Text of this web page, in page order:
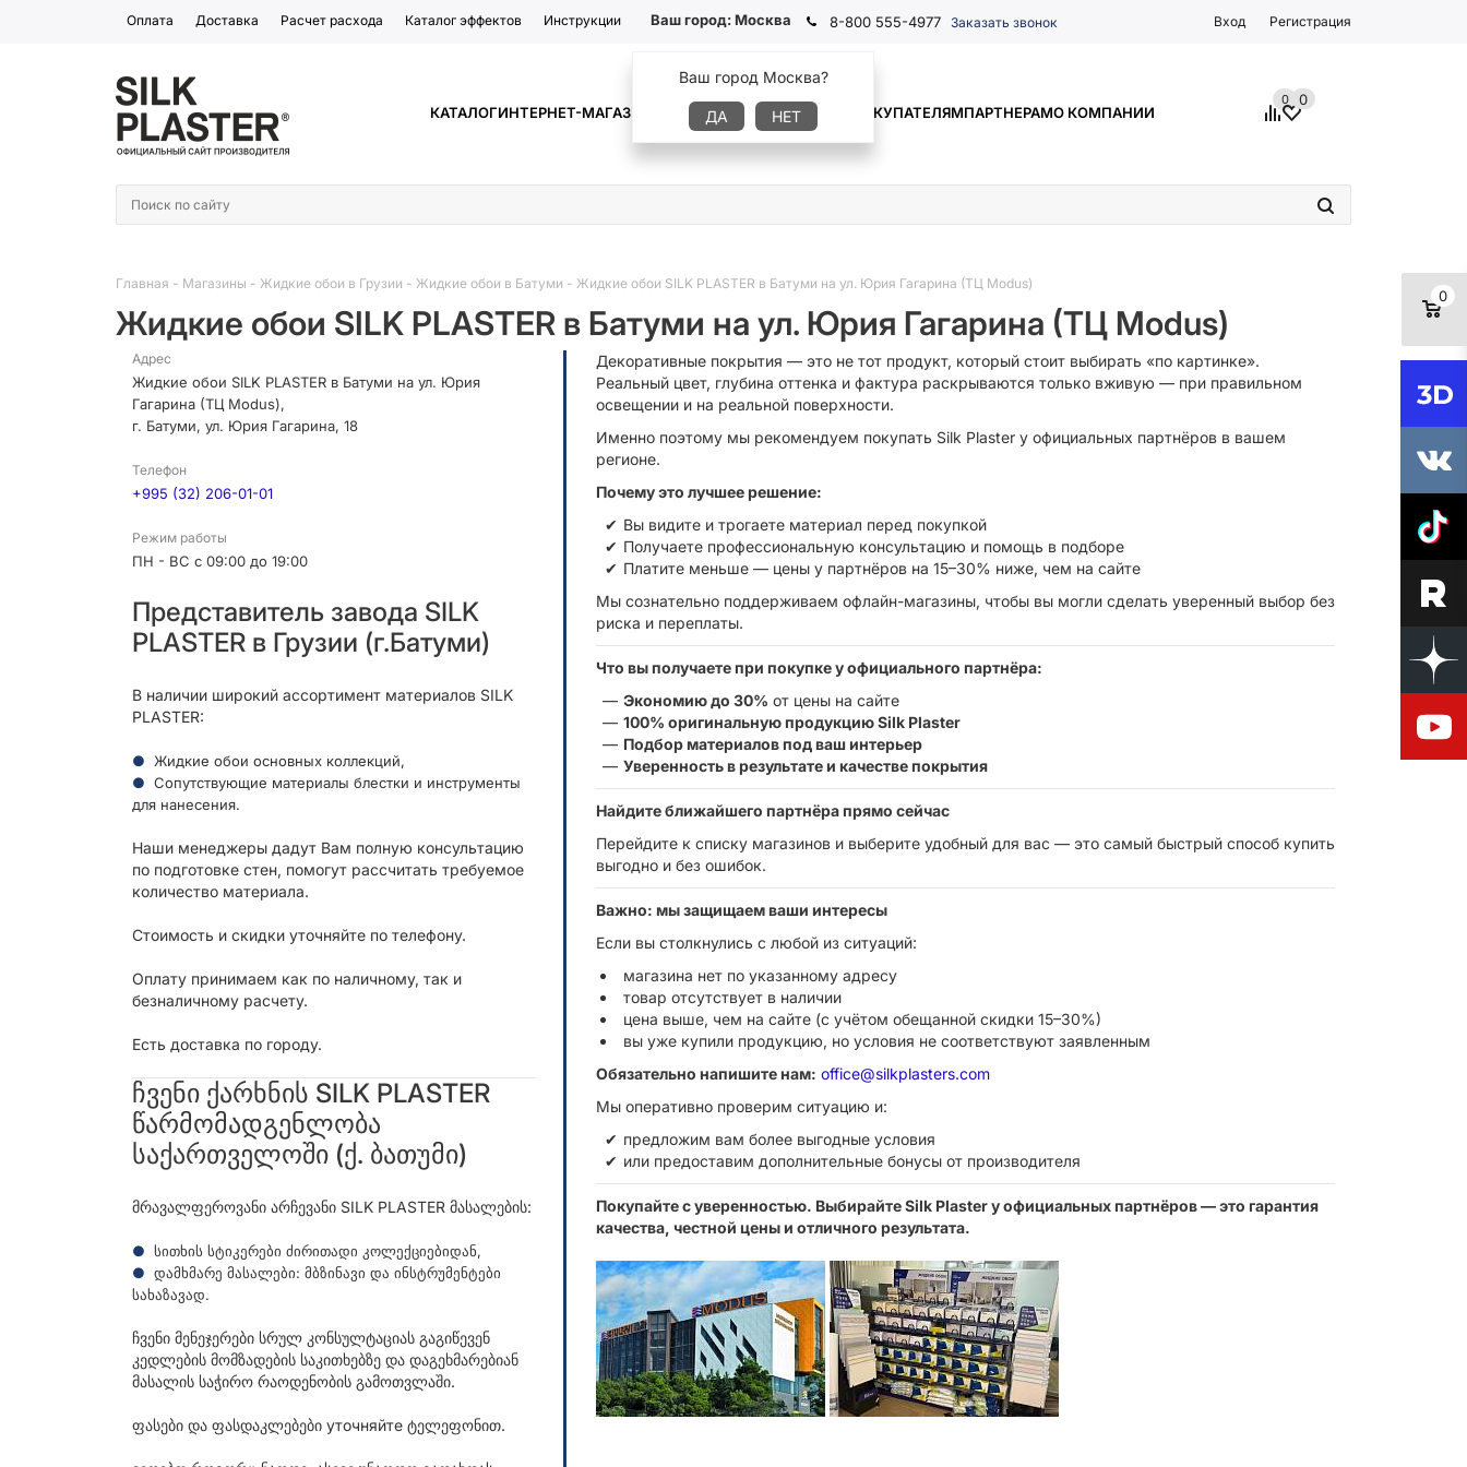
Оплата Доставка Расчет расхода Каталог эффектов Инструкции Ваш город:Москва
Ваш город Москва?
ДА НЕТ
8-800 555-4977 Заказать звонок Вход Регистрация
КАТАЛОГИНТЕРНЕТ-МАГАЗИН ГДЕ КУПИТЬ ИНФОРМАЦИЯ ПОКУПАТЕЛЯМПАРТНЕРАМО КОМПАНИИ
0 0
0
Главная - Магазины - Жидкие обои в Грузии - Жидкие обои в Батуми - Жидкие обои SILK PLASTER в Батуми на ул. Юрия Гагарина (ТЦ Modus)
Жидкие обои SILK PLASTER в Батуми на ул. Юрия Гагарина (ТЦ Modus)
Адрес
Жидкие обои SILK PLASTER в Батуми на ул. Юрия
Гагарина (ТЦ Modus),
г. Батуми, ул. Юрия Гагарина, 18
Телефон
+995 (32) 206-01-01
Режим работы
ПН - ВС с 09:00 до 19:00
Представитель завода SILK
PLASTER в Грузии (г.Батуми)
В наличии широкий ассортимент материалов SILK
PLASTER:
Жидкие обои основных коллекций,
Сопутствующие материалы блестки и инструменты
для нанесения.
Наши менеджеры дадут Вам полную консультацию
по подготовке стен, помогут рассчитать требуемое
количество материала.
Стоимость и скидки уточняйте по телефону.
Оплату принимаем как по наличному, так и
безналичному расчету.
Есть доставка по городу.
ჩვენი ქარხნის SILK PLASTER
წარმომადგენლობა
საქართველოში (ქ. ბათუმი)
მრავალფეროვანი არჩევანი SILK PLASTER მასალების:
სითხის სტიკერები ძირითადი კოლექციებიდან,
დამხმარე მასალები: მბზინავი და ინსტრუმენტები
სახაზავად.
ჩვენი მენეჯერები სრულ კონსულტაციას გაგიწევენ
კედლების მომზადების საკითხებზე და დაგეხმარებიან
მასალის საჭირო რაოდენობის გამოთვლაში.
ფასები და ფასდაკლებები уточняйте ტელეფონით.
Декоративные покрытия — это не тот продукт, который стоит выбирать «по картинке».
Реальный цвет, глубина оттенка и фактура раскрываются только вживую — при правильном
освещении и на реальной поверхности.
Именно поэтому мы рекомендуем покупать Silk Plaster у официальных партнёров в вашем
регионе.
Почему это лучшее решение:
Вы видите и трогаете материал перед покупкой
Получаете профессиональную консультацию и помощь в подборе
Платите меньше — цены у партнёров на 15–30% ниже, чем на сайте
Мы сознательно поддерживаем офлайн-магазины, чтобы вы могли сделать уверенный выбор без
риска и переплаты.
Что вы получаете при покупке у официального партнёра:
Экономию до 30% от цены на сайте
100% оригинальную продукцию Silk Plaster
Подбор материалов под ваш интерьер
Уверенность в результате и качестве покрытия
Найдите ближайшего партнёра прямо сейчас
Перейдите к списку магазинов и выберите удобный для вас — это самый быстрый способ купить
выгодно и без ошибок.
Важно: мы защищаем ваши интересы
Если вы столкнулись с любой из ситуаций:
магазина нет по указанному адресу
товар отсутствует в наличии
цена выше, чем на сайте (с учётом обещанной скидки 15–30%)
вы уже купили продукцию, но условия не соответствуют заявленным
Обязательно напишите нам: office@silkplasters.com
Мы оперативно проверим ситуацию и:
предложим вам более выгодные условия
или предоставим дополнительные бонусы от производителя
Покупайте с уверенностью. Выбирайте Silk Plaster у официальных партнёров — это гарантия
качества, честной цены и отличного результата.